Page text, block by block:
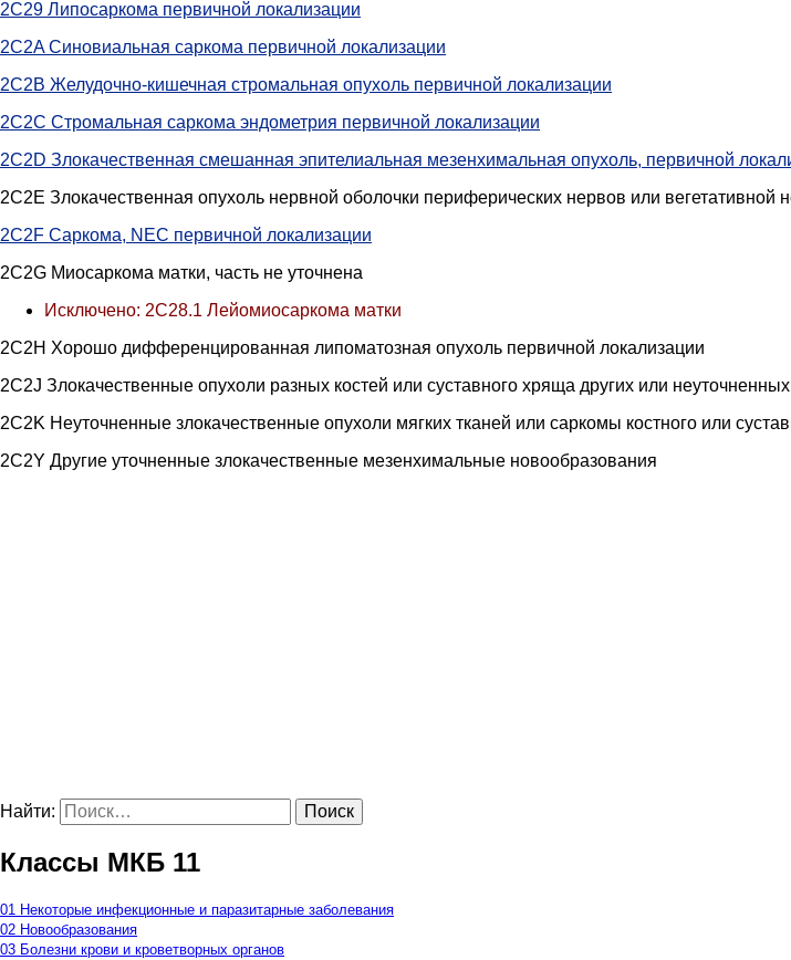
2C29 Липосаркома первичной локализации
2C2A Синовиальная саркома первичной локализации
2C2B Желудочно-кишечная стромальная опухоль первичной локализации
2C2C Стромальная саркома эндометрия первичной локализации
2C2D Злокачественная смешанная эпителиальная мезенхимальная опухоль, первичной
2C2E Злокачественная опухоль нервной оболочки периферических нервов или вегетативной
2C2F Саркома, NEC первичной локализации
2C2G Миосаркома матки, часть не уточнена
Исключено: 2C28.1 Лейомиосаркома матки
2C2H Хорошо дифференцированная липоматозная опухоль первичной локализации
2C2J Злокачественные опухоли разных костей или суставного хряща других или
2C2K Неуточненные злокачественные опухоли мягких тканей или саркомы костного или
2C2Y Другие уточненные злокачественные мезенхимальные новообразования
Найти:
Классы МКБ 11
01 Некоторые инфекционные и паразитарные заболевания
02 Новообразования
03 Болезни крови и кроветворных органов